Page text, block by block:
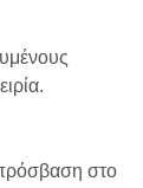
στο